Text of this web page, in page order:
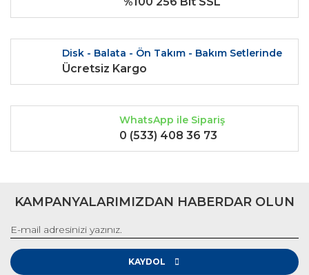
Disk - Balata - Ön Takım - Bakım Setlerinde
Ücretsiz Kargo
WhatsApp ile Sipariş
0 (533) 408 36 73
KAMPANYALARIMIZDAN HABERDAR OLUN
KAYDOL